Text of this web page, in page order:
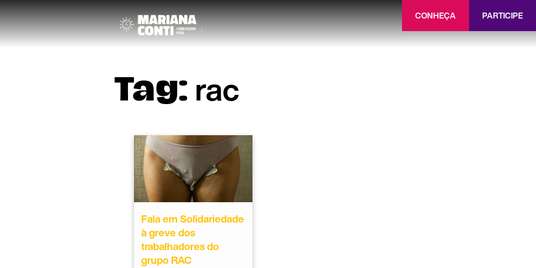
CONHEÇA PARTICIPE
Tag: rac
Fala em Solidariedade
à greve dos
trabalhadores do
grupo RAC